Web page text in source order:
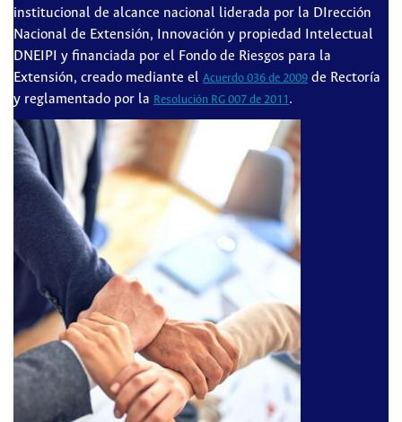
institucional de alcance nacional liderada por la DIrección
Nacional de Extensión, Innovación y propiedad Intelectual
DNEIPI y financiada por el Fondo de Riesgos para la
Extensión, creado mediante el Acuerdo 036 de 2009 de Rectoría
y reglamentado por la Resolución RG 007 de 2011 .